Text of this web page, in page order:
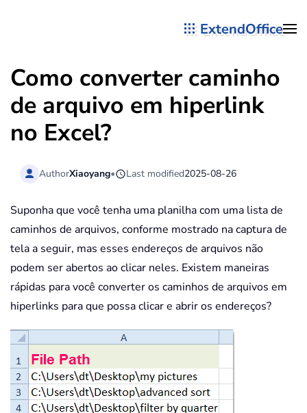
ExtendOffice
Como converter caminho
de arquivo em hiperlink
no Excel?
AuthorXiaoyang• Last modified2025-08-26
Suponha que você tenha uma planilha com uma lista de
caminhos de arquivos, conforme mostrado na captura de
tela a seguir, mas esses endereços de arquivos não
podem ser abertos ao clicar neles. Existem maneiras
rápidas para você converter os caminhos de arquivos em
hiperlinks para que possa clicar e abrir os endereços?